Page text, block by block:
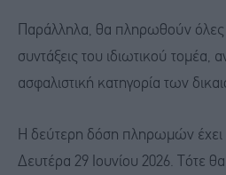
Παράλληλα, θα πληρωθούν όλες
συντάξεις του ιδιωτικού τομέα,
ασφαλιστική κατηγορία των
Η δεύτερη δόση πληρωμών έχει
Δευτέρα 29 Ιουνίου 2026. Τότε